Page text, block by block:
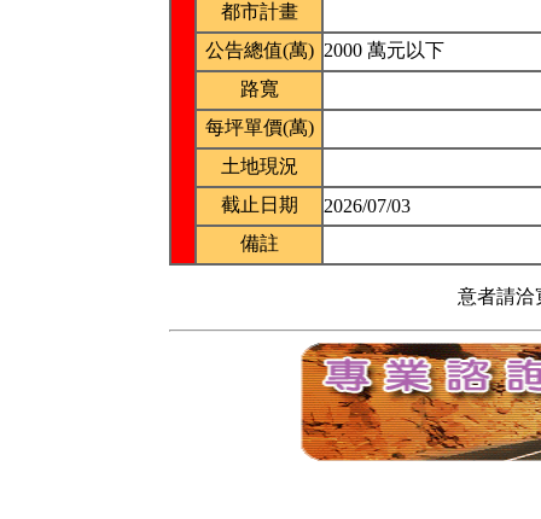
都市計畫
公告總值(萬) 2000 萬元以下
路寬
每坪單價(萬)
土地現況
截止日期
2026/07/03
備註
意者請洽